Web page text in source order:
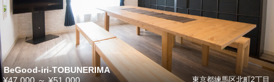
BeGood-iri-TOBUNERIMA
東京都練馬区北町2丁目